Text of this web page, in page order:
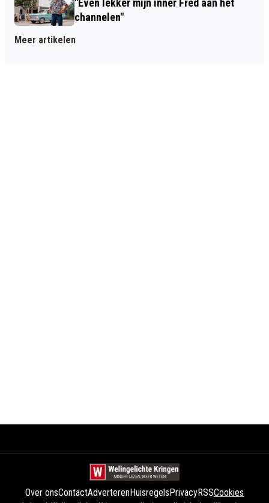
"Even lekker mijn inner Fred aan het
channelen"
Meer artikelen
Over onsContactAdverterenHuisregelsPrivacyRSSCookies